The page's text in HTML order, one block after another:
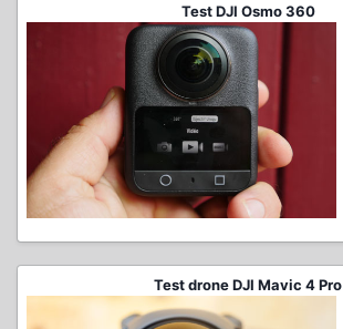
Test DJI Osmo 360
Test drone DJI Mavic 4 Pro